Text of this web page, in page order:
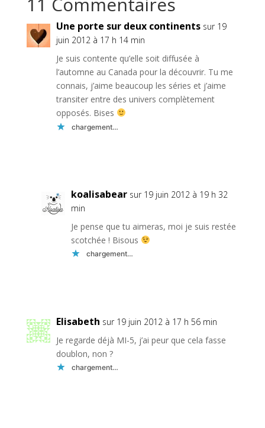
Une porte sur deux continents sur 19
juin 2012 à 17 h 14 min
Je suis contente qu’elle soit diffusée à
l’automne au Canada pour la découvrir. Tu me
connais, j’aime beaucoup les séries et j’aime
transiter entre des univers complètement
opposés. Bises
chargement…
koalisabear sur 19 juin 2012 à 19 h 32
min
Je pense que tu aimeras, moi je suis restée
scotchée ! Bisous
chargement…
Elisabeth sur 19 juin 2012 à 17 h 56 min
Je regarde déjà MI-5, j’ai peur que cela fasse
doublon, non ?
chargement…